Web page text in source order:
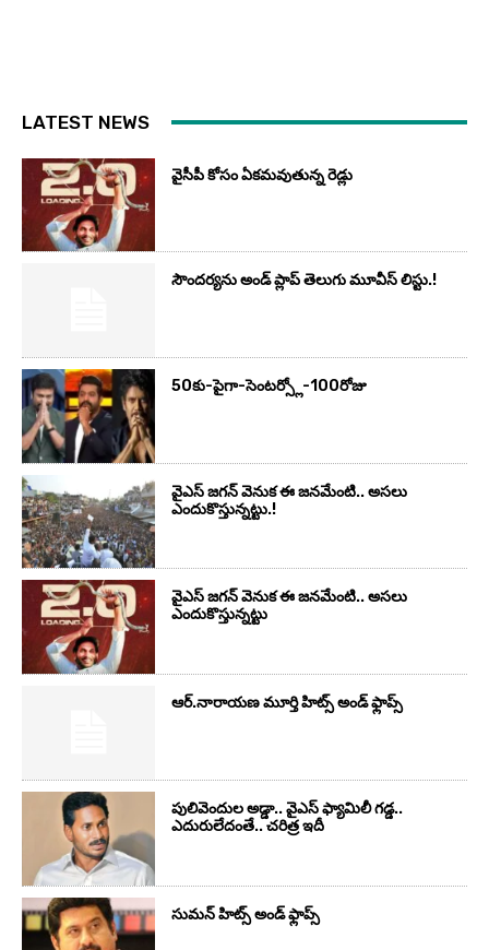
LATEST NEWS
వైసీపీ కోసం ఏక‌మ‌వుతున్న రెడ్లు
సౌందర్యను అండ్‌ ప్లాప్‌ తెలుగు మూవీస్‌ లిస్టు.!
50కు-పైగా-సెంటర్స్లో-100రోజు
వైఎస్‌ జగన్‌ వెనుక ఈ జనమేంటి.. అసలు
ఎందుకొస్తున్నట్టు.!
వైఎస్‌ జగన్‌ వెనుక ఈ జనమేంటి.. అసలు
ఎందుకొస్తున్నట్టు
ఆర్‌.నారాయ‌ణ మూర్తి హిట్స్ అండ్ ఫ్లాప్స్‌
పులివెందుల అడ్డా.. వైఎస్ ఫ్యామిలీ గడ్డ..
ఎదురులేదంతే.. చరిత్ర ఇదీ
సుమ‌న్ హిట్స్ అండ్ ఫ్లాప్స్‌